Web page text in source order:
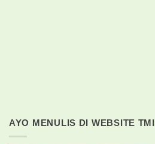
AYO MENULIS DI WEBSITE TMI